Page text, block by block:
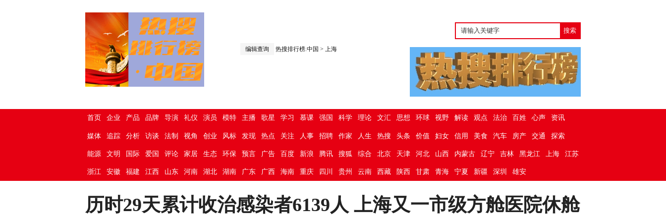
编辑查询 热搜排行榜.中国 > 上海
首页 企业 产品 品牌 导演 礼仪 演员 模特 主播 歌星 学习 慕课 强国 科学 理论 文汇 思想 环球 视野 解读 观点 法治 百姓 心声 资讯
媒体 追踪 分析 访谈 法制 视角 创业 风标 发现 热点 关注 人事 招聘 作家 人生 热搜 头条 价值 妇女 信用 美食 汽车 房产 交通 探索
能源 文明 国际 爱国 评论 家居 生态 环保 预言 广告 百度 新浪 腾讯 搜狐 综合 北京 天津 河北 山西 内蒙古 辽宁 吉林 黑龙江 上海 江苏
浙江 安徽 福建 江西 山东 河南 湖北 湖南 广东 广西 海南 重庆 四川 贵州 云南 西藏 陕西 甘肃 青海 宁夏 新疆 深圳 雄安
历时29天累计收治感染者6139人 上海又一市级方舱医院休舱